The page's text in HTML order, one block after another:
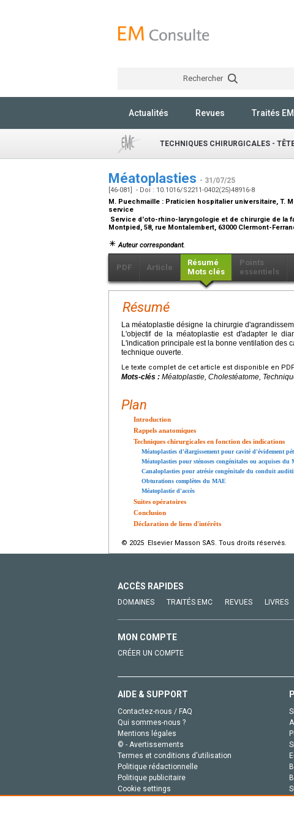
Rechercher
Actualités Revues Traités
TECHNIQUES CHIRURGICALES -
Méatoplasties - 31/07/25
[46-081] - Doi : 10.1016/S2211-0402(25)48916-8
M. Puechmaille : Praticien hospitalier universitaire, T.
service
Service d'oto-rhino-laryngologie et de chirurgie de la
Montpied, 58, rue Montalembert, 63000 Clermont-
Auteur correspondant.
PDF Article
Résumé
Mots clés
Points
essentiels
Résumé
La méatoplastie désigne la chirurgie
L'objectif de la méatoplastie est d'adapter le
L'indication principale est la bonne ventilation des
technique ouverte.
Le texte complet de cet article est disponible en
Mots-clés : Méatoplastie, Cholestéatome,
Plan
Introduction
Rappels anatomiques
Techniques chirurgicales en fonction des indications
Méatoplasties d'élargissement pour cavité d'évidement
Méatoplasties pour sténoses congénitales ou acquises du
Canaloplasties pour atrésie congénitale du conduit
Obturations complètes du MAE
Méatoplastie d'accès
Suites opératoires
Conclusion
Déclaration de liens d'intérêts
© 2025 Elsevier Masson SAS. Tous droits réservés.
ACCÈS RAPIDES
DOMAINES TRAITÉS EMC REVUES LIVRES
MON COMPTE
CRÉER UN COMPTE
AIDE & SUPPORT
Contactez-nous / FAQ
Qui sommes-nous ?
Mentions légales
© - Avertissements
Termes et conditions d'utilisation
Politique rédactionnelle
Politique publicitaire
Cookie settings